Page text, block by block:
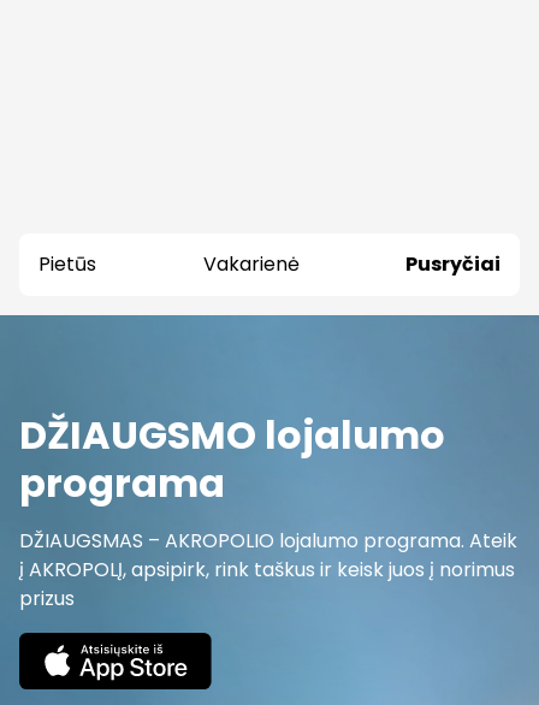
Pietūs Vakarienė Pusryčiai
DŽIAUGSMO lojalumo
programa
DŽIAUGSMAS – AKROPOLIO lojalumo programa. Ateik
į AKROPOLĮ, apsipirk, rink taškus ir keisk juos į norimus
prizus